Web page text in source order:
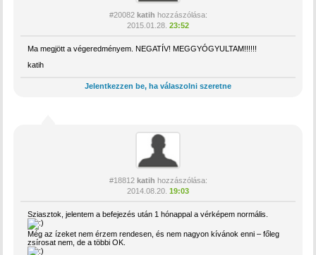
#20082 katih hozzászólása:
2015.01.28. 23:52
Ma megjött a végeredményem. NEGATÍV! MEGGYÓGYULTAM!!!!!!
katih
Jelentkezzen be, ha válaszolni szeretne
#18812 katih hozzászólása:
2014.08.20. 19:03
Sziasztok, jelentem a befejezés után 1 hónappal a vérképem normális.
Még az ízeket nem érzem rendesen, és nem nagyon kívánok enni – főleg
zsírosat nem, de a többi OK.